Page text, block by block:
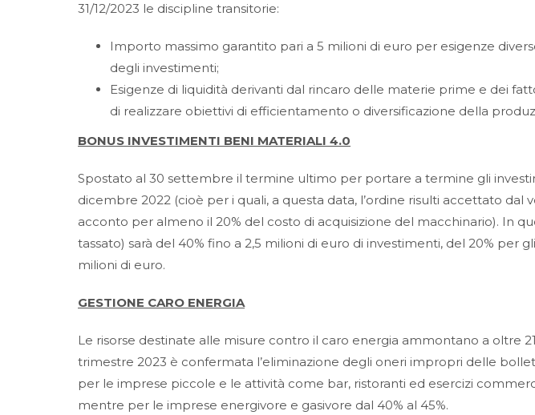
31/12/2023 le discipline transitorie:
Importo massimo garantito pari a 5 milioni di euro per esigenze
degli investimenti;
Esigenze di liquidità derivanti dal rincaro delle materie prime e dei
di realizzare obiettivi di efficientamento o diversificazione della
BONUS INVESTIMENTI BENI MATERIALI 4.0
Spostato al 30 settembre il termine ultimo per portare a termine gli
dicembre 2022 (cioè per i quali, a questa data, l’ordine risulti accettato dal
acconto per almeno il 20% del costo di acquisizione del macchinario). In
tassato) sarà del 40% fino a 2,5 milioni di euro di investimenti, del 20% per
milioni di euro.
GESTIONE CARO ENERGIA
Le risorse destinate alle misure contro il caro energia ammontano a oltre
trimestre 2023 è confermata l’eliminazione degli oneri impropri delle
per le imprese piccole e le attività come bar, ristoranti ed esercizi
mentre per le imprese energivore e gasivore dal 40% al 45%.